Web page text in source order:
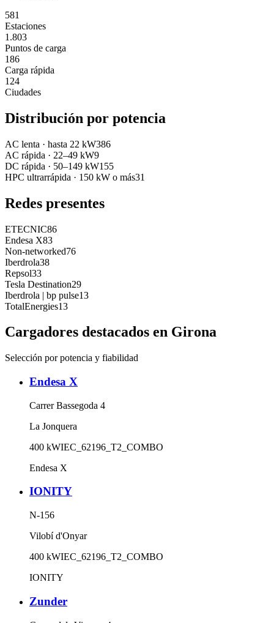
581
Estaciones
1.803
Puntos de carga
186
Carga rápida
124
Ciudades
Distribución por potencia
AC lenta · hasta 22 kW386
AC rápida · 22–49 kW9
DC rápida · 50–149 kW155
HPC ultrarrápida · 150 kW o más31
Redes presentes
ETECNIC86
Endesa X83
Non-networked76
Iberdrola38
Repsol33
Tesla Destination29
Iberdrola | bp pulse13
TotalEnergies13
Cargadores destacados en Girona
Selección por potencia y fiabilidad
Endesa X
Carrer Bassegoda 4
La Jonquera
400 kWIEC_62196_T2_COMBO
Endesa X
IONITY
N-156
Vilobí d'Onyar
400 kWIEC_62196_T2_COMBO
IONITY
Zunder